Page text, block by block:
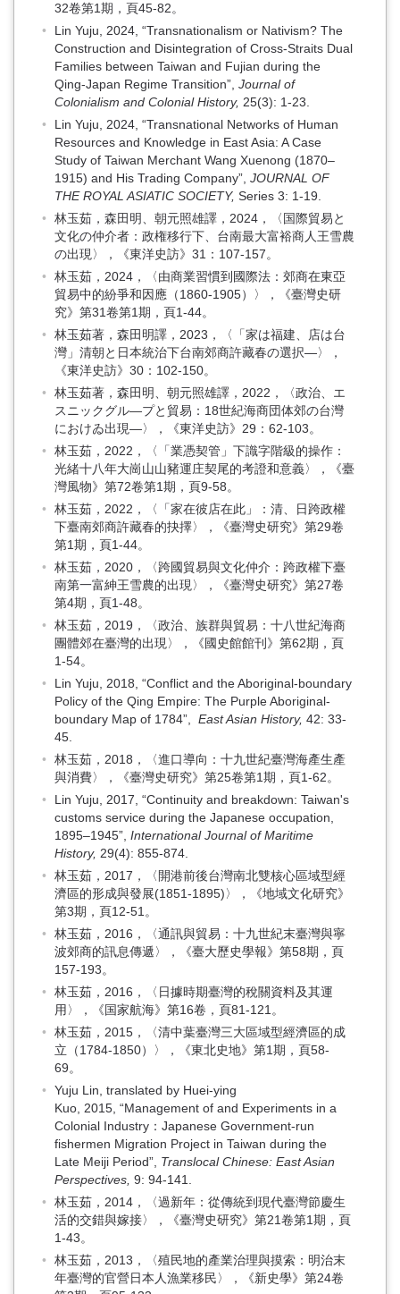
32卷第1期，頁45-82。
Lin Yuju, 2024, “Transnationalism or Nativism? The
Construction and Disintegration of Cross-Straits Dual
Families between Taiwan and Fujian during the
Qing-Japan Regime Transition”, Journal of
Colonialism and Colonial History, 25(3): 1-23.
Lin Yuju, 2024, “Transnational Networks of Human
Resources and Knowledge in East Asia: A Case
Study of Taiwan Merchant Wang Xuenong (1870–
1915) and His Trading Company”, JOURNAL OF
THE ROYAL ASIATIC SOCIETY, Series 3: 1-19.
林玉茹，森田明、朝元照雄譯，2024，〈国際貿易と
文化の仲介者：政権移行下、台南最大富裕商人王雪農
の出現〉，《東洋史訪》31：107-157。
林玉茹，2024，〈由商業習慣到國際法：郊商在東亞
貿易中的紛爭和因應（1860-1905）〉，《臺灣史研
究》第31卷第1期，頁1-44。
林玉茹著，森田明譯，2023，〈「家は福建、店は台
灣」清朝と日本統治下台南郊商許藏春の選択—〉，
《東洋史訪》30：102-150。
林玉茹著，森田明、朝元照雄譯，2022，〈政治、エ
スニックグル—プと貿易：18世紀海商団体郊の台灣
におけゐ出現—〉，《東洋史訪》29：62-103。
林玉茹，2022，〈「業憑契管」下識字階級的操作：
光緒十八年大崗山山豬運庄契尾的考證和意義〉，《臺
灣風物》第72卷第1期，頁9-58。
林玉茹，2022，〈「家在彼店在此」：清、日跨政權
下臺南郊商許藏春的抉擇〉，《臺灣史研究》第29卷
第1期，頁1-44。
林玉茹，2020，〈跨國貿易與文化仲介：跨政權下臺
南第一富紳王雪農的出現〉，《臺灣史研究》第27卷
第4期，頁1-48。
林玉茹，2019，〈政治、族群與貿易：十八世紀海商
團體郊在臺灣的出現〉，《國史館館刊》第62期，頁
1-54。
Lin Yuju, 2018, “Conflict and the Aboriginal-boundary
Policy of the Qing Empire: The Purple Aboriginal-
boundary Map of 1784”,
East Asian History, 42: 33-
45.
林玉茹，2018，〈進口導向：十九世紀臺灣海產生產
與消費〉，《臺灣史研究》第25卷第1期，頁1-62。
Lin Yuju, 2017, “Continuity and breakdown: Taiwan's
customs service during the Japanese occupation,
1895–1945”, International Journal of Maritime
History, 29(4): 855-874.
林玉茹，2017，〈開港前後台灣南北雙核心區域型經
濟區的形成與發展(1851-1895)〉，《地域文化研究》
第3期，頁12-51。
林玉茹，2016，〈通訊與貿易：十九世紀末臺灣與寧
波郊商的訊息傳遞〉，《臺大歷史學報》第58期，頁
157-193。
林玉茹，2016，〈日據時期臺灣的稅關資料及其運
用〉，《国家航海》第16卷，頁81-121。
林玉茹，2015，〈清中葉臺灣三大區域型經濟區的成
立（1784-1850）〉，《東北史地》第1期，頁58-
69。
Yuju Lin, translated by Huei-ying
Kuo, 2015, “Management of and Experiments in a
Colonial Industry：Japanese Government-run
fishermen Migration Project in Taiwan during the
Late Meiji Period”, Translocal Chinese: East Asian
Perspectives, 9: 94-141.
林玉茹，2014，〈過新年：從傳統到現代臺灣節慶生
活的交錯與嫁接〉，《臺灣史研究》第21卷第1期，頁
1-43。
林玉茹，2013，〈殖民地的產業治理與摸索：明治末
年臺灣的官營日本人漁業移民〉，《新史學》第24卷